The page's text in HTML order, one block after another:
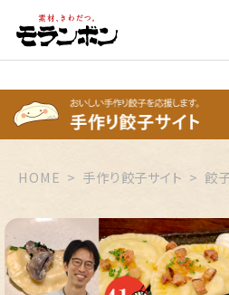
HOME 手作り餃子サイト 餃